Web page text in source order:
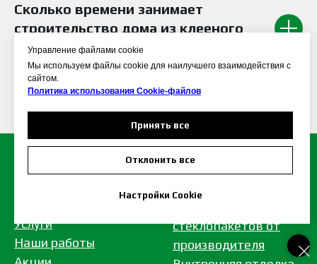
Сколько времени занимает
строительство дома из клееного
бруса под ключ?
Услуги
Наши работы
стеклопакетов от
производителя
Управление файлами cookie
Мы используем файлы cookie для наилучшего взаимодействия с
сайтом.
Политика использования Сookie-файлов
Принять все
Отклонить все
Настройки Cookie